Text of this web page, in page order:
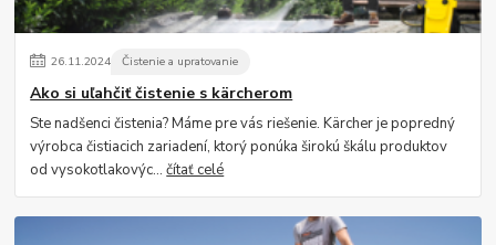
26.11.2024 Čistenie a upratovanie
Ako si uľahčiť čistenie s kärcherom
Ste nadšenci čistenia? Máme pre vás riešenie. Kärcher je popredný
výrobca čistiacich zariadení, ktorý ponúka širokú škálu produktov
od vysokotlakovýc...čítať celé